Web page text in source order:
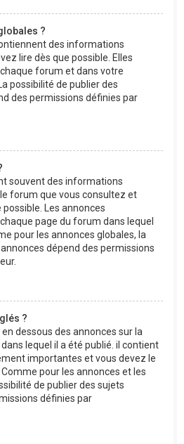
?
des informations
lire dès que possible. Elles
forum et dans votre
possibilité de publier des
des permissions définies par
souvent des informations
forum que vous consultez et
Les annonces
page du forum dans lequel
pour les annonces globales, la
dépend des permissions
?
dessous des annonces sur la
lequel il a été publié. il contient
importantes et vous devez le
pour les annonces et les
de publier des sujets
définies par